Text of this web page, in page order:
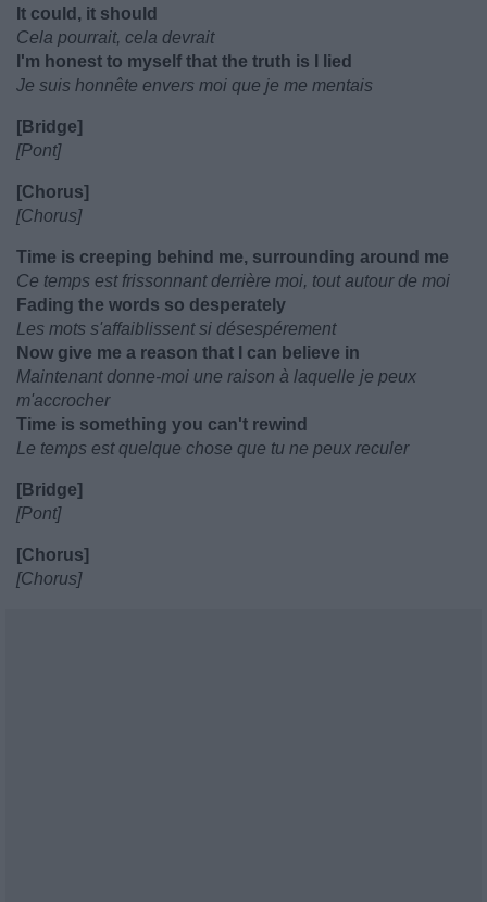
It could, it should
Cela pourrait, cela devrait
I'm honest to myself that the truth is I lied
Je suis honnête envers moi que je me mentais
[Bridge]
[Pont]
[Chorus]
[Chorus]
Time is creeping behind me, surrounding around me
Ce temps est frissonnant derrière moi, tout autour de moi
Fading the words so desperately
Les mots s'affaiblissent si désespérement
Now give me a reason that I can believe in
Maintenant donne-moi une raison à laquelle je peux
m'accrocher
Time is something you can't rewind
Le temps est quelque chose que tu ne peux reculer
[Bridge]
[Pont]
[Chorus]
[Chorus]